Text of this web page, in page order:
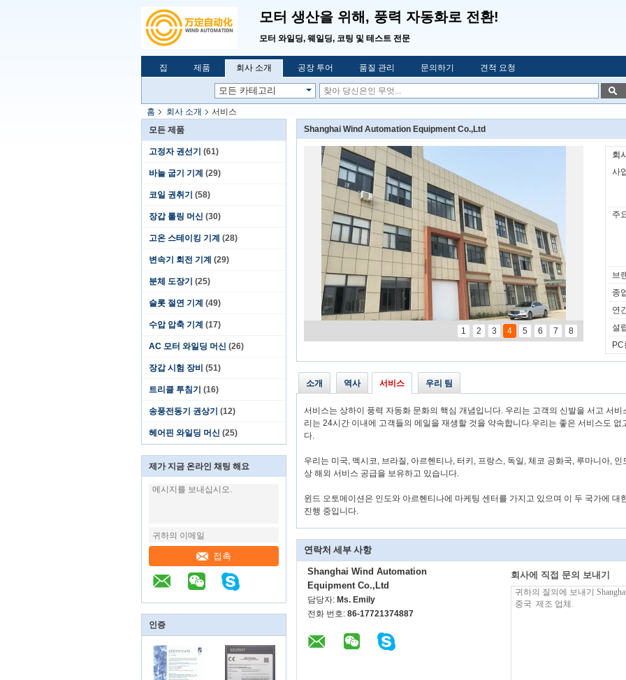
모터 생산을 위해, 풍력 자동화로 전환!
모터 와일딩, 웨일딩, 코팅 및 테스트 전문
집 제품 회사 소개 공장 투어 품질 관리 문의하기 견적 요청
홈 회사 소개
서비스
모든 제품
고정자 권선기 (61)
바늘 굽기 기계 (29)
코일 권취기 (58)
장갑 롤링 머신 (30)
고온 스테이킹 기계 (28)
변속기 회전 기계 (29)
분체 도장기 (25)
슬롯 절연 기계 (49)
수압 압축 기계 (17)
AC 모터 와일딩 머신 (26)
장갑 시험 장비 (51)
트리클 투침기 (16)
송풍전동기 권상기 (12)
헤어핀 와일딩 머신 (25)
제가 지금 온라인 채팅 해요
접촉
인증
Shanghai Wind Automation Equipment Co.,Ltd
1 2 3 4 5 6 7 8
회
사
주
브
종
연
설
소개 역사 서비스 우리 팀
서비스는 상하이 풍력 자동화 문화의 핵심 개념입니다. 우리는 고객의 신발을 서고 서
리는 24시간 이내에 고객들의 메일을 재생할 것을 약속합니다.우리는 좋은 서비스도 없
다.
우리는 미국, 멕시코, 브라질, 아르헨티나, 터키, 프랑스, 독일, 체코 공화국, 루마니아,
상 해외 서비스 공급을 보유하고 있습니다.
윈드 오토메이션은 인도와 아르헨티나에 마케팅 센터를 가지고 있으며 이 두 국가에 대
진행 중입니다.
연락처 세부 사항
Shanghai Wind Automation
Equipment Co.,Ltd
담당자: Ms. Emily
전화 번호: 86-17721374887
회사에 직접 문의 보내기